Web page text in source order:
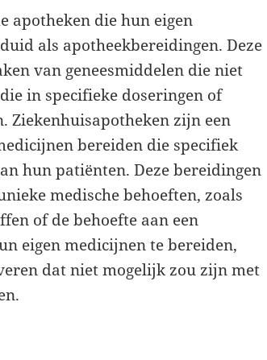
apotheken die hun eigen
als apotheekbereidingen. Deze
van geneesmiddelen die niet
in specifieke doseringen of
Ziekenhuisapotheken zijn een
bereiden die specifiek
hun patiënten. Deze bereidingen
medische behoeften, zoals
of de behoefte aan een
eigen medicijnen te bereiden,
dat niet mogelijk zou zijn met